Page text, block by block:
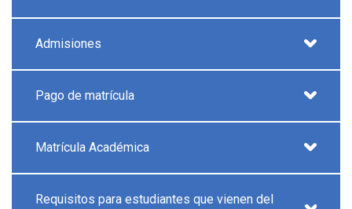
Admisiones
Pago de matrícula
Matrícula Académica
Requisitos para estudiantes que vienen del